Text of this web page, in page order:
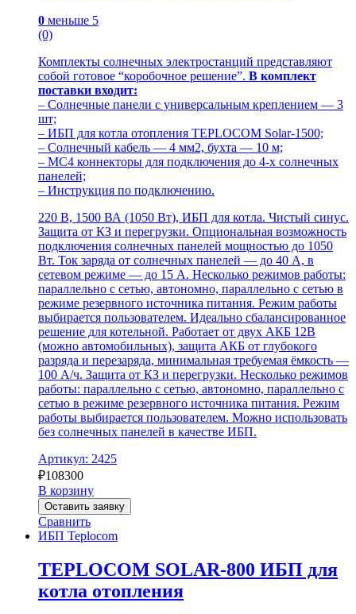
0 меньше 5
(0)
Комплекты солнечных электростанций представляют
собой готовое “коробочное решение”. В комплект
поставки входит:
– Солнечные панели с универсальным креплением — 3
шт;
– ИБП для котла отопления TEPLOCOM Solar-1500;
– Солнечный кабель — 4 мм2, бухта — 10 м;
– MC4 коннекторы для подключения до 4-х солнечных
панелей;
– Инструкция по подключению.
220 В, 1500 ВА (1050 Вт), ИБП для котла. Чистый синус.
Защита от КЗ и перегрузки. Опциональная возможность
подключения солнечных панелей мощностью до 1050
Вт. Ток заряда от солнечных панелей — до 40 А, в
сетевом режиме — до 15 А. Несколько режимов работы:
параллельно с сетью, автономно, параллельно с сетью в
режиме резервного источника питания. Режим работы
выбирается пользователем. Идеально сбалансированное
решение для котельной. Работает от двух АКБ 12В
(можно автомобильных), защита АКБ от глубокого
разряда и перезаряда, минимальная требуемая ёмкость —
100 А/ч. Защита от КЗ и перегрузки. Несколько режимов
работы: параллельно с сетью, автономно, параллельно с
сетью в режиме резервного источника питания. Режим
работы выбирается пользователем. Можно использовать
без солнечных панелей в качестве ИБП.
Артикул: 2425
₽108300
В корзину
Оставить заявку
Сравнить
ИБП Teplocom
TEPLOCOM SOLAR-800 ИБП для
котла отопления